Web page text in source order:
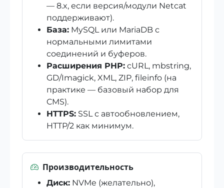
— 8.x, если версия/модули Netcat
поддерживают).
База: MySQL или MariaDB с
нормальными лимитами
соединений и буферов.
Расширения PHP: cURL, mbstring,
GD/Imagick, XML, ZIP, fileinfo (на
практике — базовый набор для
CMS).
HTTPS: SSL с автообновлением,
HTTP/2 как минимум.
Производительность
Диск: NVMe (желательно),